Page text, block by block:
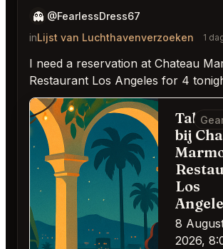
👻 @FearlessDress67
inLijst van Luchthavenverzoeken 1
I need a reservation at Chateau
Restaurant Los Angeles for 4
Table
bij
Los
8
2026,